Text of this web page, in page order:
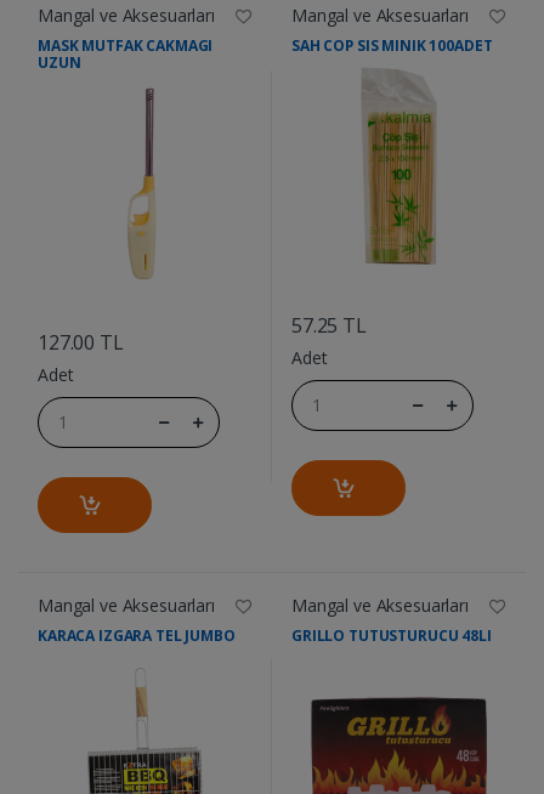
Mangal ve Aksesuarları
MASK MUTFAK CAKMAGI
UZUN
127.00 TL
Adet
Mangal ve Aksesuarları
SAH COP SIS MINIK 100ADET
57.25 TL
Adet
Mangal ve Aksesuarları
KARACA IZGARA TEL JUMBO
Mangal ve Aksesuarları
GRILLO TUTUSTURUCU 48LI